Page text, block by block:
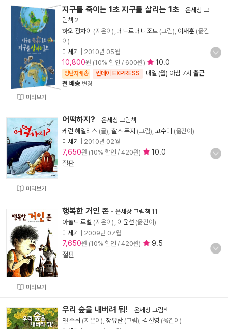
미리보기
지구를 죽이는 1초 지구를 살리는 1초 - 온세상 그
림책 2
하오 광차이 (지은이), 페드로 페니조토 (그림), 이재훈 (옮긴
이)
미세기
2010년 05월
10,800원 (10% 할인 / 600원) 10.0
양탄자배송 썬데이 EXPRESS 내일 (월) 아침 7시 출근
전 배송 변경
미리보기
어떡하지? - 온세상 그림책
케런 헤일리스 (글), 찰스 퓨지 (그림), 고수미 (옮긴이)
미세기
2010년 02월
7,650원 (10% 할인 / 420원)
10.0
절판
미리보기
행복한 거인 존 - 온세상 그림책 11
아놀드 로벨 (지은이), 이윤선 (옮긴이)
미세기
2009년 07월
7,650원 (10% 할인 / 420원)
9.5
절판
우리 숲을 내버려 둬! - 온세상 그림책
얜 수뉘 (지은이), 장유란(그림), 김선영 (옮긴이)